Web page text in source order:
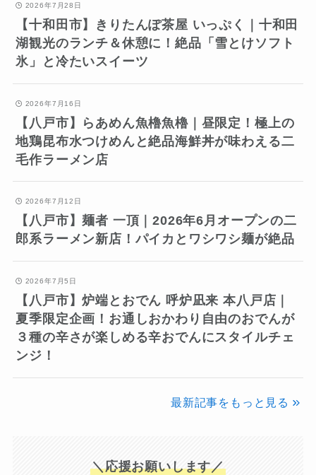
2026年7月28日
【十和田市】きりたんぽ茶屋 いっぷく｜十和田
湖観光のランチ＆休憩に！絶品「雪とけソフト
氷」と冷たいスイーツ
2026年7月16日
【八戸市】らあめん魚櫓魚櫓｜昼限定！極上の
地鶏昆布水つけめんと絶品海鮮丼が味わえる二
毛作ラーメン店
2026年7月12日
【八戸市】麺者 一頂｜2026年6月オープンの二
郎系ラーメン新店！パイカとワシワシ麺が絶品
2026年7月5日
【八戸市】炉端とおでん 呼炉凪来 本八戸店｜
夏季限定企画！お通しおかわり自由のおでんが
３種の辛さが楽しめる辛おでんにスタイルチェ
ンジ！
最新記事をもっと見る
＼応援お願いします／